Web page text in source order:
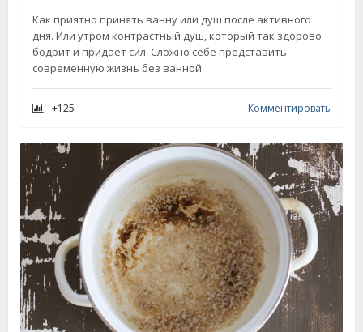
Как приятно принять ванну или душ после активного
дня. Или утром контрастный душ, который так здорово
бодрит и придает сил. Сложно себе представить
современную жизнь без ванной
+125 Комментировать